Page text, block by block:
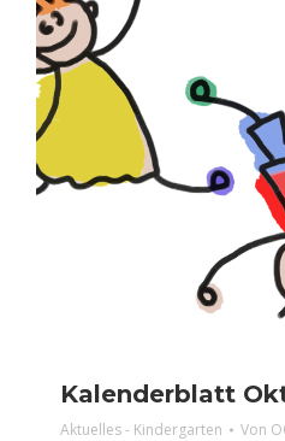
Kalenderblatt
Aktuelles - Kindergarten Von